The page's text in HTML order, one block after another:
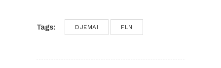
Tags: DJEMAI FLN